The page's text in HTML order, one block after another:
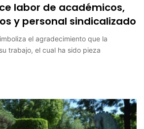
labor de académicos,
y personal sindicalizado
el agradecimiento que la
trabajo, el cual ha sido pieza